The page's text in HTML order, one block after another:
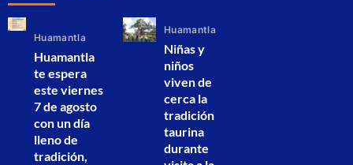
Huamantla
Huamantla
te espera
este viernes
7 de agosto
con un día
lleno de
tradición,
Huamantla
Niñas y
niños
viven de
cerca la
tradición
taurina
durante